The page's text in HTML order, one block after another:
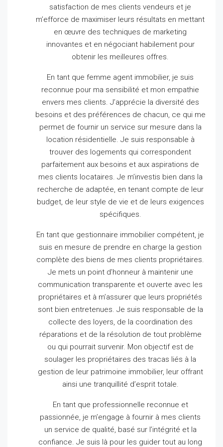
satisfaction de mes clients vendeurs et je
m’efforce de maximiser leurs résultats en mettant
en œuvre des techniques de marketing
innovantes et en négociant habilement pour
obtenir les meilleures offres.
En tant que femme agent immobilier, je suis
reconnue pour ma sensibilité et mon empathie
envers mes clients. J’apprécie la diversité des
besoins et des préférences de chacun, ce qui me
permet de fournir un service sur mesure dans la
location résidentielle. Je suis responsable à
trouver des logements qui correspondent
parfaitement aux besoins et aux aspirations de
mes clients locataires. Je m’investis bien dans la
recherche de adaptée, en tenant compte de leur
budget, de leur style de vie et de leurs exigences
spécifiques.
En tant que gestionnaire immobilier compétent, je
suis en mesure de prendre en charge la gestion
complète des biens de mes clients propriétaires.
Je mets un point d’honneur à maintenir une
communication transparente et ouverte avec les
propriétaires et à m’assurer que leurs propriétés
sont bien entretenues. Je suis responsable de la
collecte des loyers, de la coordination des
réparations et de la résolution de tout problème
ou qui pourrait survenir. Mon objectif est de
soulager les propriétaires des tracas liés à la
gestion de leur patrimoine immobilier, leur offrant
ainsi une tranquillité d’esprit totale.
En tant que professionnelle reconnue et
passionnée, je m’engage à fournir à mes clients
un service de qualité, basé sur l’intégrité et la
confiance.Je suis là pour les guider tout au long